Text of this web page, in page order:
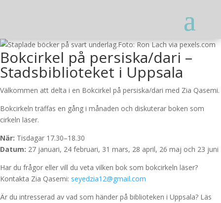
Foto: Ron Lach via pexels.com
Bokcirkel på persiska/dari –
Stadsbiblioteket i Uppsala
Välkommen att delta i en Bokcirkel på persiska/dari med Zia Qasemi.
Bokcirkeln träffas en gång i månaden och diskuterar boken som
cirkeln läser.
När: Tisdagar 17.30–18.30
Datum: 27 januari, 24 februari, 31 mars, 28 april, 26 maj och 23 juni
Har du frågor eller vill du veta vilken bok som bokcirkeln läser?
Kontakta Zia Qasemi: seyedzia12@gmail.com
Är du intresserad av vad som händer på biblioteken i Uppsala? Läs